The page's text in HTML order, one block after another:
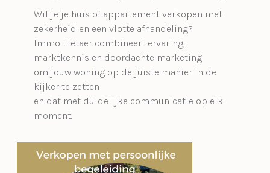
Wil je je huis of appartement verkopen met
zekerheid en een vlotte afhandeling?
Immo Lietaer combineert ervaring,
marktkennis en doordachte marketing
om jouw woning op de juiste manier in de
kijker te zetten
en dat met duidelijke communicatie op elk
moment.